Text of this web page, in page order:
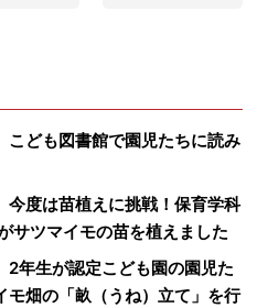
こども図書館で園児たちに読み
今度は苗植えに挑戦！保育学科
サツマイモの苗を植えました
2年生が認定こども園の園児た
モ畑の「畝（うね）立て」を行